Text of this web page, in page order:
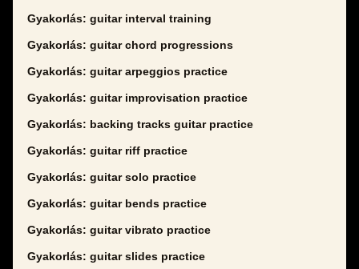
Gyakorlás: guitar interval training
Gyakorlás: guitar chord progressions
Gyakorlás: guitar arpeggios practice
Gyakorlás: guitar improvisation practice
Gyakorlás: backing tracks guitar practice
Gyakorlás: guitar riff practice
Gyakorlás: guitar solo practice
Gyakorlás: guitar bends practice
Gyakorlás: guitar vibrato practice
Gyakorlás: guitar slides practice